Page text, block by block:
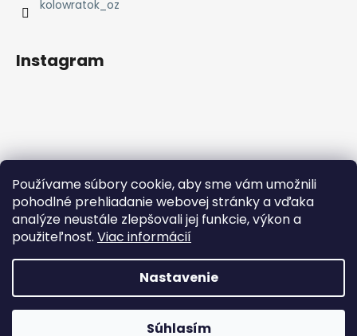
Používame súbory cookie, aby sme vám umožnili
pohodlné prehliadanie webovej stránky a vďaka
analýze neustále zlepšovali jej funkcie, výkon a
použiteľnosť. Viac informácií
Nastavenie
Súhlasím
kolowratok_oz
Instagram
Sledovať na Instagrame
Facebook
Kolowrátok. Všetky práva vyhradené.